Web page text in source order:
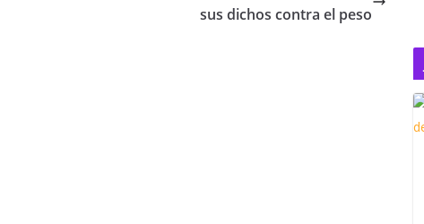
sus dichos contra el peso